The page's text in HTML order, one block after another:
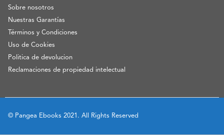
Sobre nosotros
Nuestras Garantías
Términos y Condiciones
Uso de Cookies
Politica de devolucion
Reclamaciones de propiedad intelectual
© Pangea Ebooks 2021. All Rights Reserved